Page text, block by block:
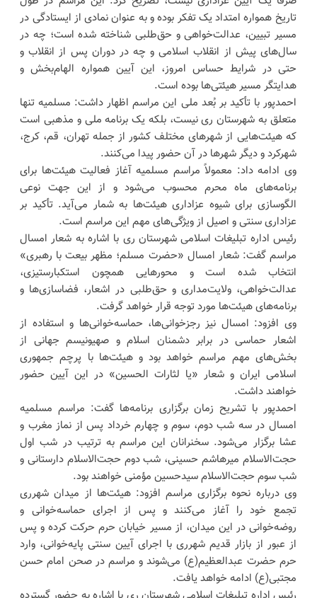
تاریخ همواره امتداد یک تفکر بوده و به عنوان نمادی از ایستادگی در
مسیر تبیین، عدالت‌خواهی و حق‌طلبی شناخته شده است؛ چه در
سال‌های پیش از انقلاب اسلامی و چه در دوران پس از انقلاب و
حتی در شرایط حساس امروز، این آیین همواره الهام‌بخش و
هدایتگر مسیر هیئتی‌ها بوده است.
احمدپور با تأکید بر بُعد ملی این مراسم اظهار داشت: مسلمیه تنها
متعلق به شهرستان ری نیست، بلکه یک برنامه ملی و مذهبی است
که هیئت‌هایی از شهرهای مختلف کشور از جمله تهران، قم، کرج،
شهرکرد و دیگر شهرها در آن حضور پیدا می‌کنند.
وی ادامه داد: معمولاً مراسم مسلمیه آغاز فعالیت هیئت‌ها برای
برنامه‌های ماه محرم محسوب می‌شود و از این جهت نوعی
الگوسازی برای شیوه عزاداری هیئت‌ها به شمار می‌آید. تأکید بر
عزاداری سنتی و اصیل از ویژگی‌های مهم این مراسم است.
رئیس اداره تبلیغات اسلامی شهرستان ری با اشاره به شعار امسال
مراسم گفت: شعار امسال «حضرت مسلم؛ مظهر بیعت با رهبری»
انتخاب شده است و محورهایی همچون استکبارستیزی،
عدالت‌خواهی، ولایت‌مداری و حق‌طلبی در اشعار، فضاسازی‌ها و
برنامه‌های هیئت‌ها مورد توجه قرار خواهد گرفت.
وی افزود: امسال نیز رجزخوانی‌ها، حماسه‌خوانی‌ها و استفاده از
اشعار حماسی در برابر دشمنان اسلام و صهیونیسم جهانی از
بخش‌های مهم مراسم خواهد بود و هیئت‌ها با پرچم جمهوری
اسلامی ایران و شعار «یا لثارات الحسین» در این آیین حضور
خواهند داشت.
احمدپور با تشریح زمان برگزاری برنامه‌ها گفت: مراسم مسلمیه
امسال در سه شب دوم، سوم و چهارم خرداد پس از نماز مغرب و
عشا برگزار می‌شود. سخنرانان این مراسم به ترتیب در شب اول
حجت‌الاسلام میرهاشم حسینی، شب دوم حجت‌الاسلام دارستانی و
شب سوم حجت‌الاسلام سیدحسین مؤمنی خواهند بود.
وی درباره نحوه برگزاری مراسم افزود: هیئت‌ها از میدان شهرری
تجمع خود را آغاز می‌کنند و پس از اجرای حماسه‌خوانی و
روضه‌خوانی در این میدان، از مسیر خیابان حرم حرکت کرده و پس
از عبور از بازار قدیم شهرری با اجرای آیین سنتی پایه‌خوانی، وارد
حرم حضرت عبدالعظیم(ع) می‌شوند و مراسم در صحن امام حسن
مجتبی(ع) ادامه خواهد یافت.